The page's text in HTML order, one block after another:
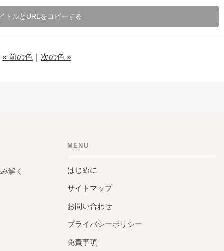
トルとURLをコピーする
« 前の色 次の色 »
解く
MENU
はじめに
サイトマップ
お問い合わせ
プライバシーポリシー
免責事項